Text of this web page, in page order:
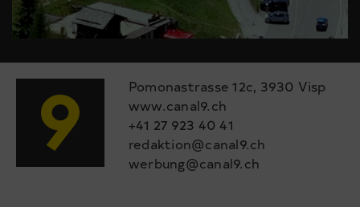
Pomonastrasse 12c, 3930 Visp
www.canal9.ch
+41 27 923 40 41
redaktion@canal9.ch
werbung@canal9.ch